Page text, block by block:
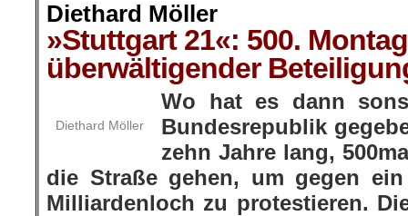
Diethard Möller
»Stuttgart 21«: 500.
überwältigender
Diethard Möller
Wo hat es dann
Bundesrepublik
zehn Jahre lang,
die Straße gehen, um gegen
Milliardenloch zu protestieren.